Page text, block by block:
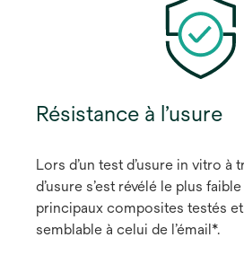
Résistance à l’usure
Lors d’un test d’usure in vitro à
d’usure s’est révélé le plus
principaux composites testés et
semblable à celui de l’émail*.